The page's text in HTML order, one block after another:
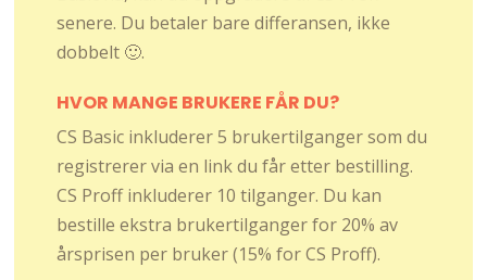
senere. Du betaler bare differansen, ikke
dobbelt 🙂.
HVOR MANGE BRUKERE FÅR DU?
CS Basic inkluderer 5 brukertilganger som du
registrerer via en link du får etter bestilling.
CS Proff inkluderer 10 tilganger. Du kan
bestille ekstra brukertilganger for 20% av
årsprisen per bruker (15% for CS Proff).